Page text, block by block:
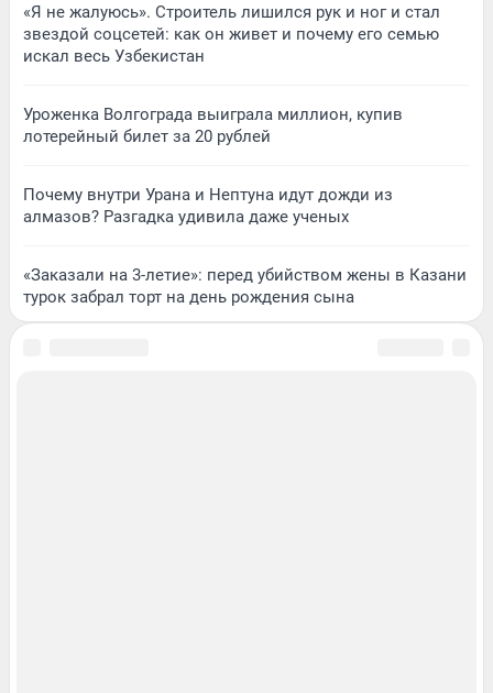
«Я не жалуюсь». Строитель лишился рук и ног и стал
звездой соцсетей: как он живет и почему его семью
искал весь Узбекистан
Уроженка Волгограда выиграла миллион, купив
лотерейный билет за 20 рублей
Почему внутри Урана и Нептуна идут дожди из
алмазов? Разгадка удивила даже ученых
«Заказали на 3-летие»: перед убийством жены в Казани
турок забрал торт на день рождения сына